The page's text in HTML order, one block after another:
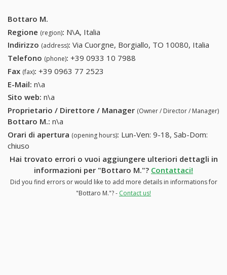
Bottaro M.
Regione (region): N\A, Italia
Indirizzo (address): Via Cuorgne, Borgiallo, TO 10080, Italia
Telefono (phone): +39 0933 10 7988
Fax (fax): +39 0963 77 2523
E-Mail: n\a
Sito web: n\a
Proprietario / Direttore / Manager (Owner / Director / Manager)
Bottaro M.: n\a
Orari di apertura (opening hours): Lun-Ven: 9-18, Sab-Dom:
chiuso
Hai trovato errori o vuoi aggiungere ulteriori dettagli in
informazioni per "Bottaro M."? Contattaci!
Did you find errors or would like to add more details in informations for
"Bottaro M."? - Contact us!